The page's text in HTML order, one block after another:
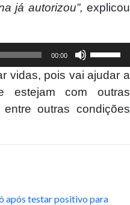
já autorizou”, explicou
00:00
setas
para
cima
vidas, pois vai ajudar a
estejam com outras
outras condições
após testar positivo para